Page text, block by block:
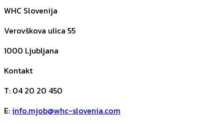
WHC Slovenija
Verovškova ulica 55
1000 Ljubljana
Kontakt
T: 04 20 20 450
E: info.mjob@whc-slovenia.com